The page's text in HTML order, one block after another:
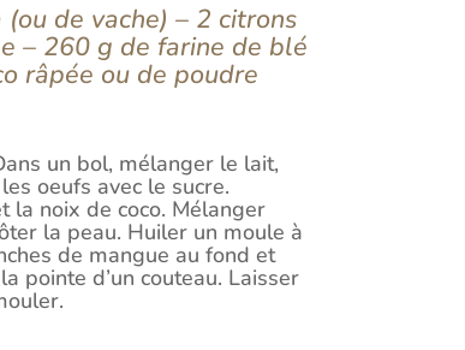
de vache) – 2 citrons
– 260 g de farine de blé
râpée ou de poudre
un bol, mélanger le lait,
oeufs avec le sucre.
la noix de coco. Mélanger
la peau. Huiler un moule à
de mangue au fond et
pointe d’un couteau. Laisser